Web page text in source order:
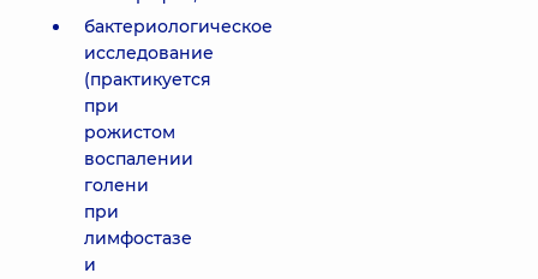
бактериологическое
исследование
(практикуется
при
рожистом
воспалении
голени
при
лимфостазе
и